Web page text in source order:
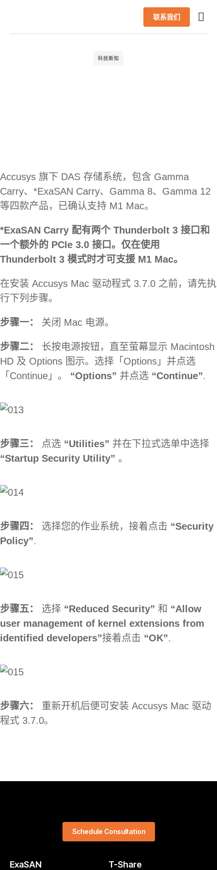
联系我们
科技新知
Accusys 旗下 DAS 存储系统，包含 Gamma
Carry、*ExaSAN Carry、Gamma 8、Gamma 12
等四款产品，已确认支持 M1 Mac。
*ExaSAN Carry 配有两个 Thunderbolt 3 接口和
一个额外的 PCIe 3.0 接口。仅在使用
Thunderbolt 3 模式时才可支援 M1 Mac。
在安装 Accusys Mac 驱动程式 3.7.0 之前，请先执
行下列步骤。
步骤一： 关闭 Mac 电源。
步骤二：
长按电源按钮，直至萤幕显示 Macintosh
HD 及 Options 图示。选择「Options」并点选
「Continue」。 “Options” 并点选 “Continue”.
步骤三： 点选 “Utilities” 并在下拉式选单中选择
“Startup Security Utility” 。
步骤四： 选择您的作业系统，接着点击 “Security
Policy”.
步骤五： 选择 “Reduced Security” 和 “Allow
user management of kernel extensions from
identified developers”接着点击 “OK”.
步骤六：
重新开机后便可安装 Accusys Mac 驱动
程式 3.7.0。
ExaSAN T-Share
Schedule Consultation